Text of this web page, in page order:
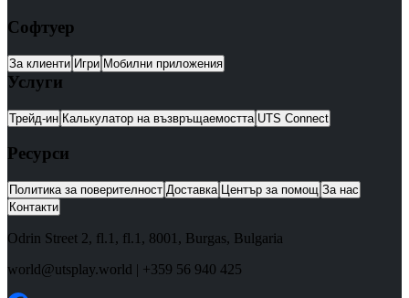
Софтуер
За клиенти Игри Мобилни приложения
Услуги
Трейд-ин Калькулатор на възвръщаемостта UTS Connect
Ресурси
Политика за поверителност Доставка Център за помощ За нас
Контакти
Odrin Street 2, fl.1 , fl.1, 8001 , Burgas, Bulgaria
world@utsplay.world | +359 56 940 425